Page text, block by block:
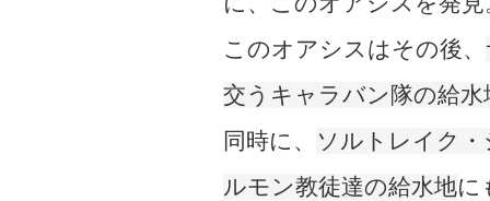
このオアシスはその後、
交うキャラバン隊の給水
同時に、
ソルトレイク
ルモン教徒達の給水地に